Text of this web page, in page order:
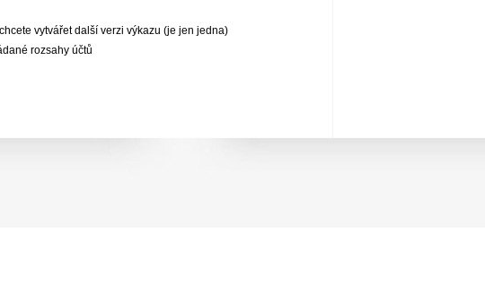
vytvářet další verzi výkazu (je jen jedna)
rozsahy účtů